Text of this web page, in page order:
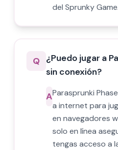
del Sprunky Game.
Q ¿Puedo jugar a
sin conexión?
AParasprunki
a internet para
en navegadores
solo en línea
tengas acceso a